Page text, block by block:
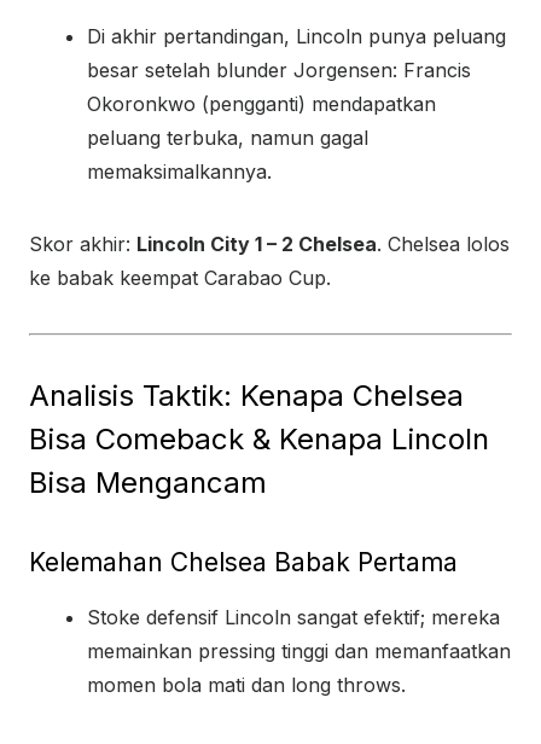
Di akhir pertandingan, Lincoln punya peluang
besar setelah blunder Jorgensen: Francis
Okoronkwo (pengganti) mendapatkan
peluang terbuka, namun gagal
memaksimalkannya.
Skor akhir: Lincoln City 1 – 2 Chelsea. Chelsea lolos
ke babak keempat Carabao Cup.
Analisis Taktik: Kenapa Chelsea
Bisa Comeback & Kenapa Lincoln
Bisa Mengancam
Kelemahan Chelsea Babak Pertama
Stoke defensif Lincoln sangat efektif; mereka
memainkan pressing tinggi dan memanfaatkan
momen bola mati dan long throws.